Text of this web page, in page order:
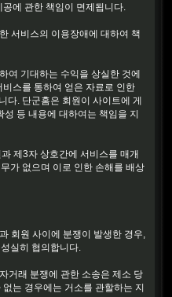
에 관한 책임이 면제됩니다.
서비스의 이용장애에 대하여 책
여 기대하는 수익을 상실한 것에
스를 통하여 얻은 자료로 인한
다. 단군홈은 회원이 사이트에 게
등 내용에 대하여는 책임을 지
제3자 상호간에 서비스를 매개
가 없으며 이로 인한 손해를 배상
회원 사이에 분쟁이 발생한 경우,
실히 협의합니다.
거래 분쟁에 관한 소송은 제소 당
는 경우에는 거소를 관할하는 지